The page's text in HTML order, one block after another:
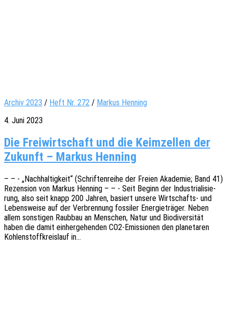
Archiv 2023 / Heft Nr. 272 / Markus Henning
4. Juni 2023
Die Freiwirtschaft und die Keimzellen der
Zukunft – Markus Henning
– – - „Nach­hal­tig­keit“ (Schrif­ten­rei­he der Freien Akade­mie; Band 41)
Rezen­si­on von Markus Henning – – - Seit Beginn der Indus­tria­li­sie­
rung, also seit knapp 200 Jahren, basiert unsere Wirt­­schafts- und
Lebens­wei­se auf der Verbren­nung fossi­ler Ener­gie­trä­ger. Neben
allem sons­ti­gen Raub­bau an Menschen, Natur und Biodi­ver­si­tät
haben die damit einher­ge­hen­den CO2-Emis­­sio­­nen den plane­ta­ren
Kohlen­stoff­kreis­lauf in…